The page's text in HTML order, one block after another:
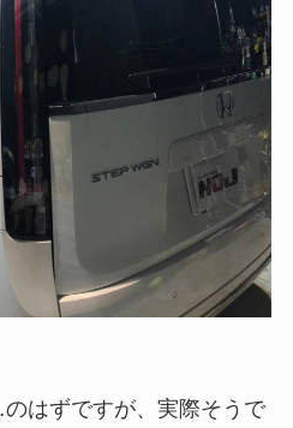
はずですが、実際そうで